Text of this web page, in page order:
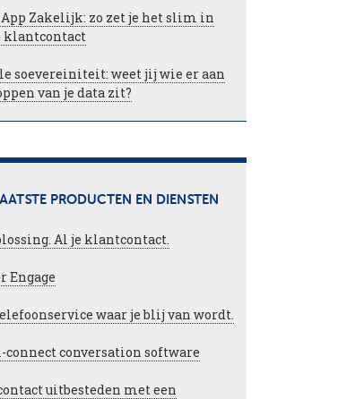
Zakelijk: zo zet je het slim in
klantcontact
soevereiniteit: weet jij wie er aan
van je data zit?
PRODUCTEN EN DIENSTEN
Al je klantcontact.
Engage
waar je blij van wordt.
connect conversation software
uitbesteden met een